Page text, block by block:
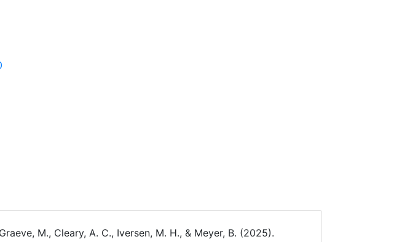
M., Cleary, A. C., Iversen, M. H., & Meyer, B. (2025).